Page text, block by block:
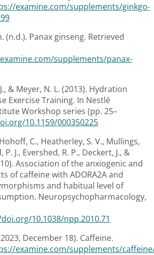
examine.com/supplements/ginkgo-
(n.d.). Panax ginseng. Retrieved
supplements/panax-
& Meyer, N. L. (2013). Hydration
Exercise Training. In Nestlé
Workshop series (pp. 25–
10.1159/000350225
C., Heatherley, S. V., Mullings,
P. J., Evershed, R. P., Deckert, J., &
Association of the anxiogenic and
of caffeine with ADORA2A and
and habitual level of
Neuropsychopharmacology,
10.1038/npp.2010.71
December 18). Caffeine.
examine.com/supplements/